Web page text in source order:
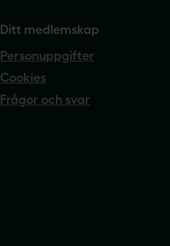
Ditt medlemskap
Personuppgifter
Cookies
Frågor och svar